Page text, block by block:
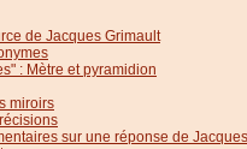
de Jacques Grimault
: Mètre et pyramidion
miroirs
sur une réponse de